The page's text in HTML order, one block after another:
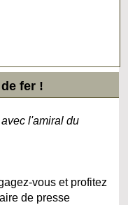
fer !
l'amiral du
vous et profitez
de presse